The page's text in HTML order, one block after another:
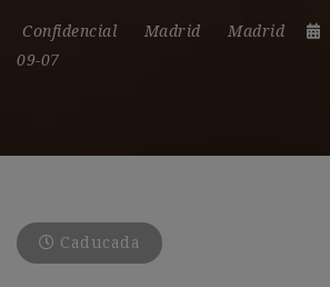
Confidencial Madrid Madrid
09-07
Caducada